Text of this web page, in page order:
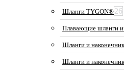
Шланги TYGON®26
Плавающие шланги и
Шланги и
Шланги и